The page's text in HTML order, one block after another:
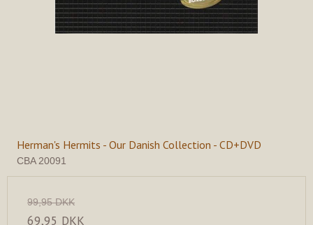
Herman's Hermits - Our Danish Collection - CD+DVD
CBA 20091
99,95 DKK
69,95 DKK